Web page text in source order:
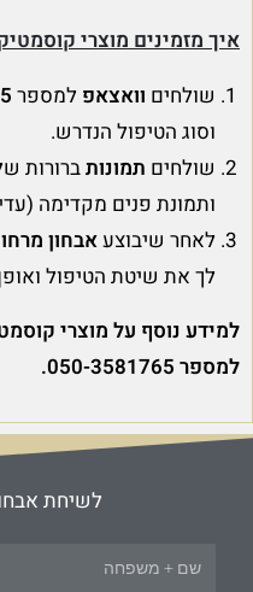
איך מזמינים מוצרי
שולחים וואצאפ למספר
וסוג הטיפול הנדרש.
שולחים תמונותברורות
ותמונת פנים מקדימה
לאחר שיבוצעאבחון
לך את שיטת הטיפול
למידע נוסף על מוצרי
למספר 050-3581765.
לשיחת